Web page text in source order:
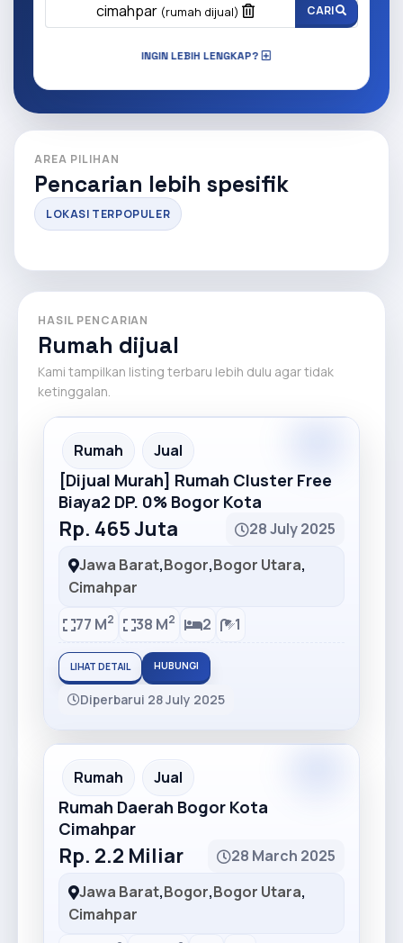
cimahpar (rumah dijual) CARI
INGIN LEBIH LENGKAP?
AREA PILIHAN
Pencarian lebih spesifik
LOKASI TERPOPULER
HASIL PENCARIAN
Rumah dijual
Kami tampilkan listing terbaru lebih dulu agar tidak
ketinggalan.
Recommended
Rumah Jual
[Dijual Murah] Rumah Cluster Free
Biaya2 DP. 0% Bogor Kota
Rp. 465 Juta
28 July 2025
Jawa Barat,Bogor,Bogor Utara,
Cimahpar
77 M2 38 M2 2 1
LIHAT DETAIL HUBUNGI
Diperbarui 28 July 2025
Recommended
Rumah Jual
Rumah Daerah Bogor Kota
Cimahpar
Rp. 2.2 Miliar
28 March 2025
Jawa Barat,Bogor,Bogor Utara,
Cimahpar